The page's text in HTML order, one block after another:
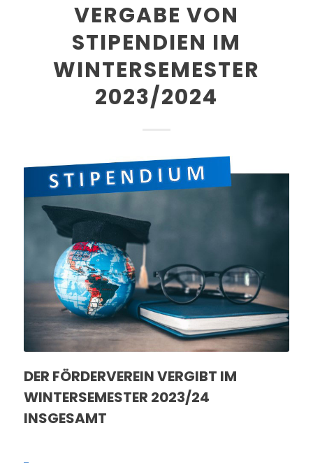
VERGABE VON
STIPENDIEN IM
WINTERSEMESTER
2023/2024
DER FÖRDERVEREIN VERGIBT IM
WINTERSEMESTER 2023/24
INSGESAMT